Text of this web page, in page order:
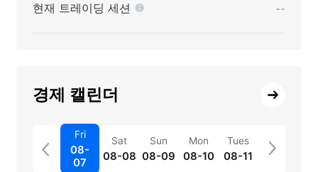
현재 트레이딩 세션 --
경제 캘린더
Fri
08-
07
Sat
08-08
Sun
08-09
Mon
08-10
Tues
08-11